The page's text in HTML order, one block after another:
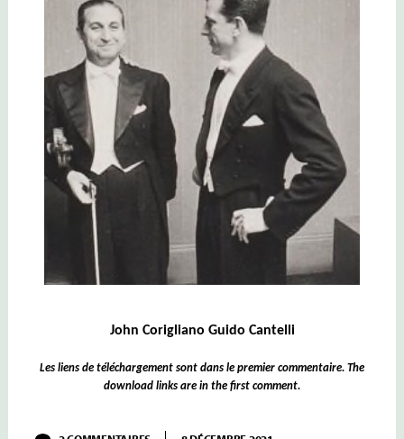
John Corigliano Guido Cantelli
Les liens de téléchargement sont dans le premier commentaire. The
download links are in the first comment.